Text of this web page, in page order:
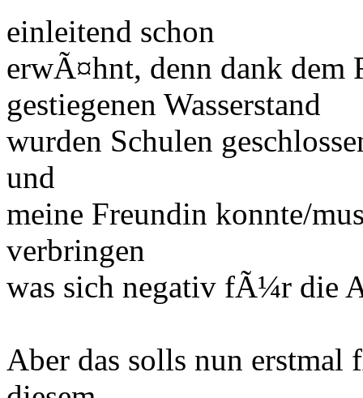
einleitend schon
erwÃ¤hnt, denn dank dem
gestiegenen Wasserstand
wurden Schulen
und
meine Freundin konnte/
verbringen
was sich negativ fÃ¼r die
Aber das solls nun